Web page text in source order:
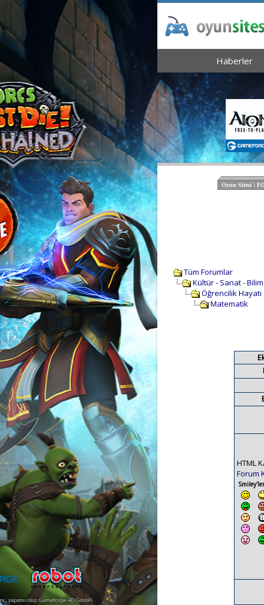
Haberler
Oyun Sitesi \
Tüm Forumlar
Kültür - Sanat -
Öğrencilik Hayatı
Matematik
HTML
Forum